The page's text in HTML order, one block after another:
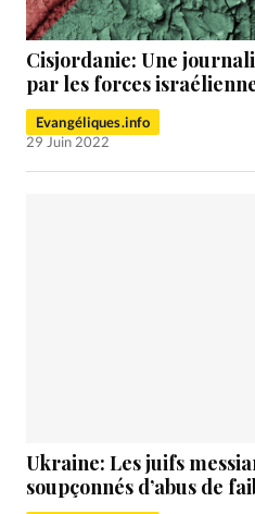
Cisjordanie: Une
par les forces
Evangéliques.info
29 Juin 2022
Ukraine: Les juifs
soupçonnés d’abus de